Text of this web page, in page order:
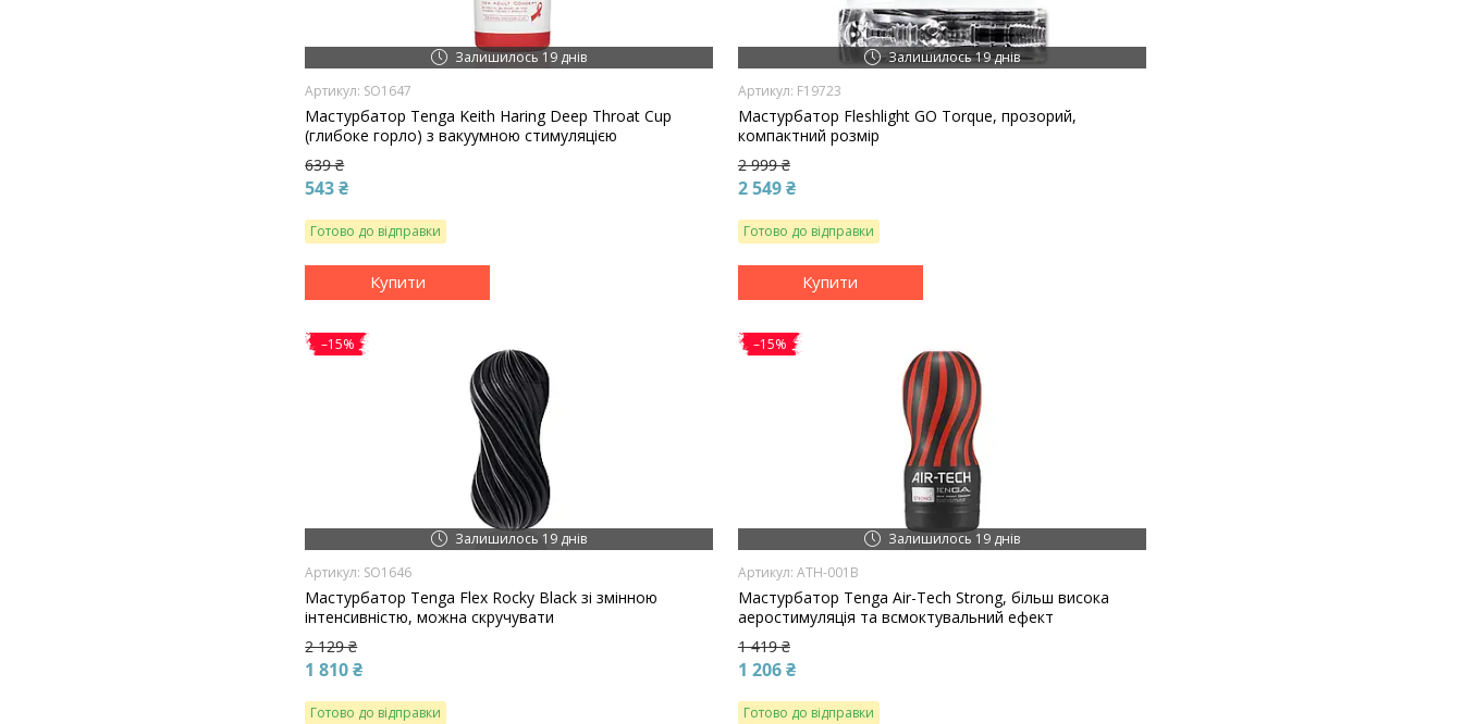
Залишилось 19 днів
SO1647
Мастурбатор Tenga Keith Haring Deep Throat Cup
(глибоке горло) з вакуумною стимуляцією
639 ₴
543 ₴
Готово до відправки
Купити
Залишилось 19 днів
F19723
Мастурбатор Fleshlight GO Torque, прозорий,
компактний розмір
2 999 ₴
2 549 ₴
Готово до відправки
Купити
–15%
Залишилось 19 днів
SO1646
Мастурбатор Tenga Flex Rocky Black зі змінною
інтенсивністю, можна скручувати
2 129 ₴
1 810 ₴
Готово до відправки
–15%
Залишилось 19 днів
ATH-001B
Мастурбатор Tenga Air-Tech Strong, більш висока
аеростимуляція та всмоктувальний ефект
1 419 ₴
1 206 ₴
Готово до відправки